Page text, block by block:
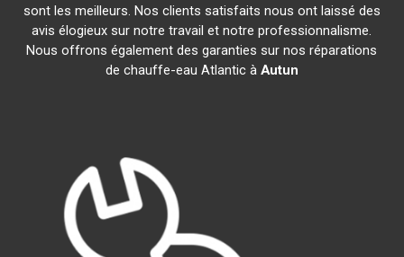
sont les meilleurs. Nos clients satisfaits nous ont laissé des
avis élogieux sur notre travail et notre professionnalisme.
Nous offrons également des garanties sur nos réparations
de chauffe-eau Atlantic à Autun